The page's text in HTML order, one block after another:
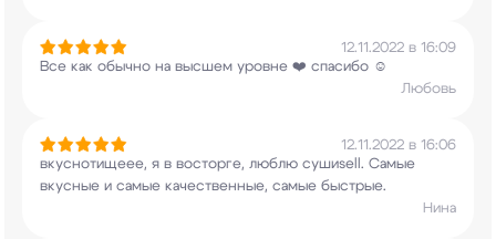
12.11.2022 в 16:09
Все как обычно на высшем уровне ❤️ спасибо ☺️
Любовь
12.11.2022 в 16:06
вкуснотищеее, я в восторге, люблю сушиsell. Самые
вкусные и самые качественные, самые быстрые.
Нина